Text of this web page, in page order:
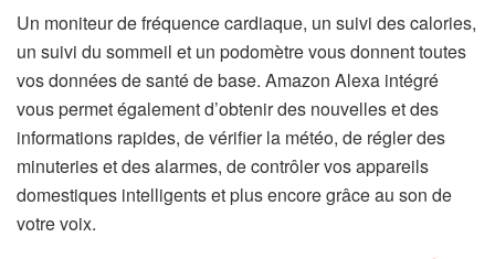
e
l
o
n
g
l
e
t
n
n
o
u
v
e
l
Un moniteur de fréquence cardiaque, un suivi des calories,
un suivi du sommeil et un podomètre vous donnent toutes
vos données de santé de base. Amazon Alexa intégré
vous permet également d’obtenir des nouvelles et des
informations rapides, de vérifier la météo, de régler des
minuteries et des alarmes, de contrôler vos appareils
domestiques intelligents et plus encore grâce au son de
votre voix.